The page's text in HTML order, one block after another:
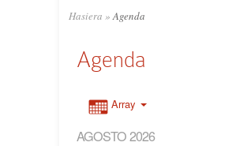
Hasiera » Agenda
Agenda
Array
AGOSTO 2026